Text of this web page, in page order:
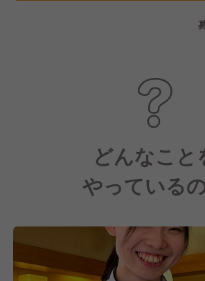
どんなこと
やっている